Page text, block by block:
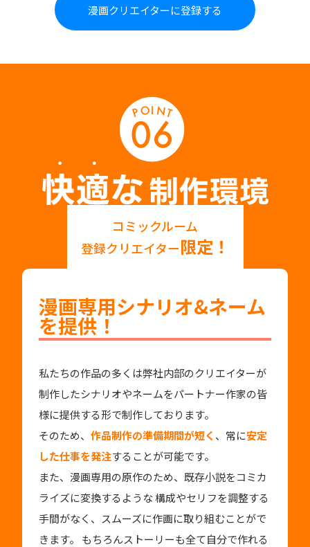
漫画クリエイターに登録する
コミックルーム
登録クリエイター限定！
漫画専用シナリオ&ネーム
を提供！
私たちの作品の多くは弊社内部のクリエイターが
制作したシナリオやネームをパートナー作家の皆
様に提供する形で制作しております。
そのため、 作品制作の準備期間が短く 、常に安定
した仕事を発注することが可能です。
また、漫画専用の原作のため、既存小説をコミカ
ライズに変換するような 構成やセリフを調整する
手間がなく、スムーズに作画に取り組むことがで
きます。 もちろんストーリーも全て自分で作れる